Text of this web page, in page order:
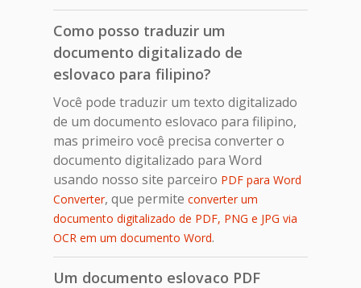
Como posso traduzir um
documento digitalizado de
eslovaco para filipino?
Você pode traduzir um texto digitalizado
de um documento eslovaco para filipino,
mas primeiro você precisa converter o
documento digitalizado para Word
usando nosso site parceiro PDF para Word
Converter, que permite converter um
documento digitalizado de PDF, PNG e JPG via
OCR em um documento Word.
Um documento eslovaco PDF